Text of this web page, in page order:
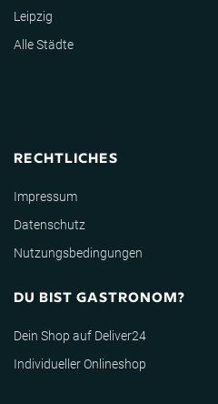
Leipzig
Alle Städte
RECHTLICHES
Impressum
Datenschutz
Nutzungsbedingungen
DU BIST GASTRONOM?
Dein Shop auf Deliver24
Individueller Onlineshop